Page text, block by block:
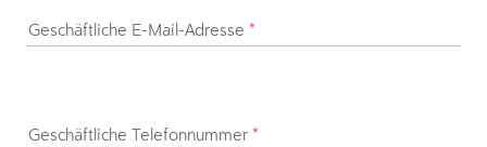
Geschäftliche E-Mail-Adresse *
Geschäftliche Telefonnummer *